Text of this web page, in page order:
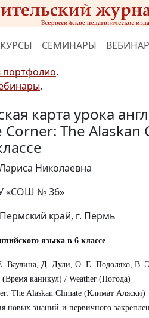
СЕМИНАРЫ
портфолио.
.
карта урока
The Alaskan
Николаевна
«СОШ № 36»
край, г. Пермь
языка в 6 классе
Ваулина, Д. Дули, О. Е. Подоляко, В.
каникул) / Weather (Погода)
The Alaskan Climate (Климат Аляски)
новых знаний и первичного